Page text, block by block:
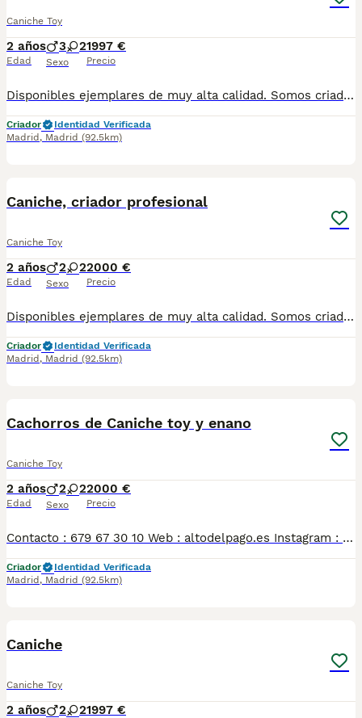
Caniche Toy
2 años
Edad
3 2
Sexo
1997 €
Precio
Disponibles ejemplares de muy alta calidad. Somos criadores con muchos años de experiencia en la raza, responsables y entregamos nuestros ejemplares con toda su documentación en regla Pedimos seriedad Contacto : 679 67 30 10 Web : altodelpago.es Instagram : @altodelpago
Criador
Identidad Verificada
Madrid , Madrid (92.5km)
Caniche, criador profesional
Caniche Toy
2 años
Edad
2 2
Sexo
2000 €
Precio
Disponibles ejemplares de muy alta calidad. Somos criadores con muchos años de experiencia en la raza, responsables y entregamos nuestros ejemplares con toda su documentación en regla Pedimos seriedad Contacto : 679 67 30 10 Web : altodelpago.es Instagram : @altodelpago
Criador
Identidad Verificada
Madrid , Madrid (92.5km)
Cachorros de Caniche toy y enano
Caniche Toy
2 años
Edad
2 2
Sexo
2000 €
Precio
Contacto : 679 67 30 10 Web : altodelpago.es Instagram : @altodelpago Criados en ambiente familiar, en plena naturaleza. Se entregan con toda su documentación y cartilla. Posibilidad de visitarnos cualquier dia del año. Pedimos seriedad y responsabilidad.
Criador
Identidad Verificada
Madrid , Madrid (92.5km)
Caniche
Caniche Toy
2 años 2 21997 €